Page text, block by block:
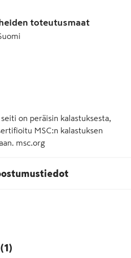
toteutusmaat
on peräisin kalastuksesta,
MSC:n kalastuksen
msc.org
(1 )